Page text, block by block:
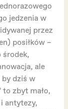
jedzenia w
przez
posiłków –
środek,
ale
by dziś w
zbyt mało,
antytezy,